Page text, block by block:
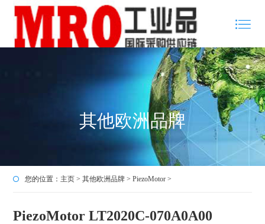
其他欧洲品牌
您的位置： 主页 >其他欧洲品牌 >PiezoMotor >
PiezoMotor LT2020C-070A0A00